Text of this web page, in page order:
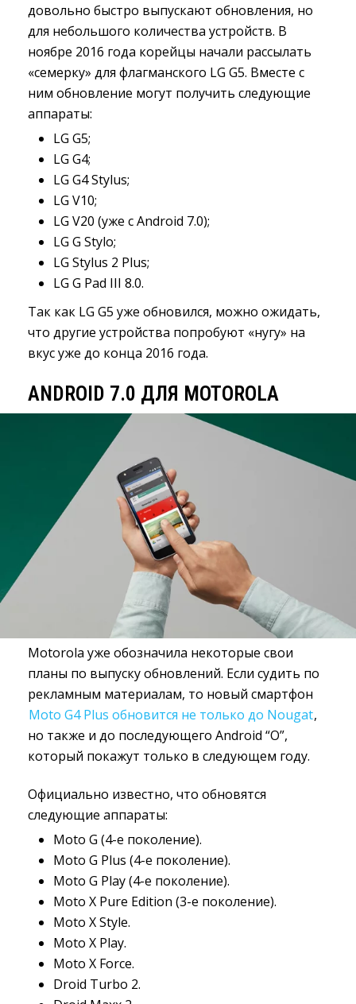
довольно быстро выпускают обновления, но
для небольшого количества устройств. В
ноябре 2016 года корейцы начали рассылать
«семерку» для флагманского LG G5. Вместе с
ним обновление могут получить следующие
аппараты:
LG G5;
LG G4;
LG G4 Stylus;
LG V10;
LG V20 (уже с Android 7.0);
LG G Stylo;
LG Stylus 2 Plus;
LG G Pad III 8.0.
Так как LG G5 уже обновился, можно ожидать,
что другие устройства попробуют «нугу» на
вкус уже до конца 2016 года.
ANDROID 7.0 ДЛЯ MOTOROLA
Motorola уже обозначила некоторые свои
планы по выпуску обновлений. Если судить по
рекламным материалам, то новый смартфон
Moto G4 Plus обновится не только до Nougat,
но также и до последующего Android “O”,
который покажут только в следующем году.
Официально известно, что обновятся
следующие аппараты:
Moto G (4-е поколение).
Moto G Plus (4-е поколение).
Moto G Play (4-е поколение).
Moto X Pure Edition (3-е поколение).
Moto X Style.
Moto X Play.
Moto X Force.
Droid Turbo 2.